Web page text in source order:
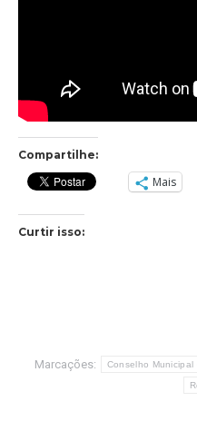
Compartilhe:
Mais
Curtir isso:
Marcações: Conselho